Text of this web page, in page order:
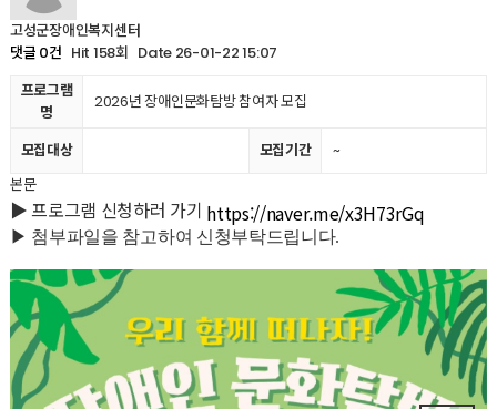
고성군장애인복지센터
댓글 0건 Hit 158회 Date 26-01-22 15:07
프로그램
명
2026년 장애인문화탐방 참여자 모집
모집대상 모집기간
~
본문
▶ 프로그램 신청하러 가기 https://naver.me/x3H73rGq
▶ 첨부파일을 참고하여 신청부탁드립니다.